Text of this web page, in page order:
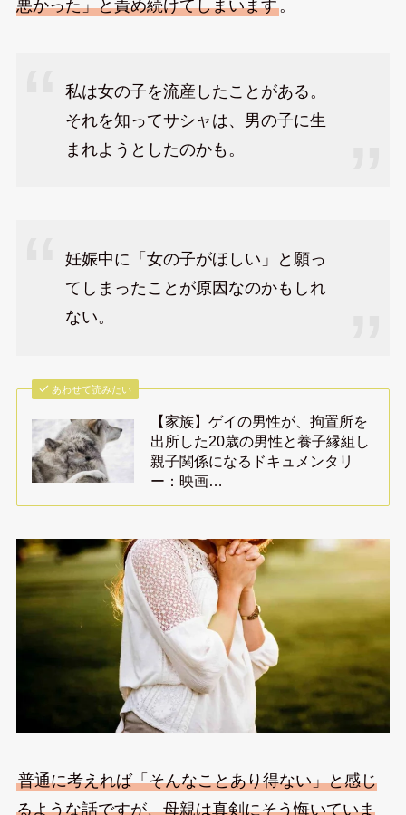
悪かった」と責め続けてしまいます。
私は女の子を流産したことがある。
それを知ってサシャは、男の子に生
まれようとしたのかも。
妊娠中に「女の子がほしい」と願っ
てしまったことが原因なのかもしれ
ない。
あわせて読みたい
【家族】ゲイの男性が、拘置所を
出所した20歳の男性と養子縁組し
親子関係になるドキュメンタリ
ー：映画…
普通に考えれば「そんなことあり得ない」と感じ
るような話ですが、母親は真剣にそう悔いていま